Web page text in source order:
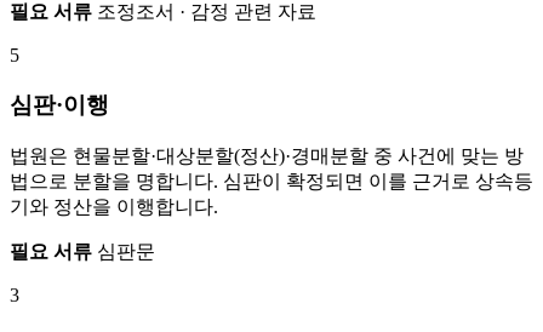
필요 서류 조정조서 · 감정 관련 자료
5
심판·이행
법원은 현물분할·대상분할(정산)·경매분할 중 사건에 맞는 방
법으로 분할을 명합니다. 심판이 확정되면 이를 근거로 상속등
기와 정산을 이행합니다.
필요 서류 심판문
3